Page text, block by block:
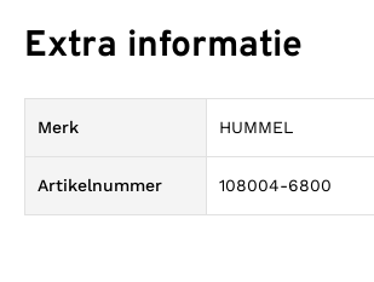
Extra informatie
Merk HUMMEL
Artikelnummer 108004-6800